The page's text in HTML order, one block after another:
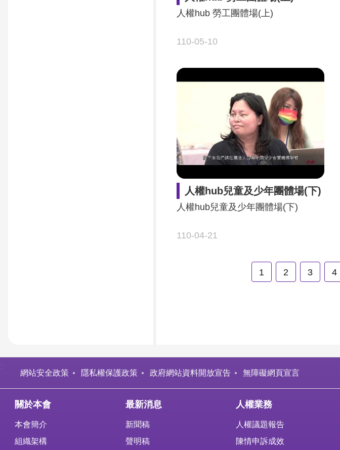
110-05-10
人權hub 勞工團體場(上)
人權hub兒童及少年團體場(下)
110-04-21
人權hub兒童及少年團體場(下)
1 2 3 4
網站安全政策 隱私權保護政策 政府網站資料開放宣告 無障礙網頁宣言
關於本會
本會簡介
組織架構
最新消息
新聞稿
聲明稿
人權業務
人權議題報告
陳情申訴成效